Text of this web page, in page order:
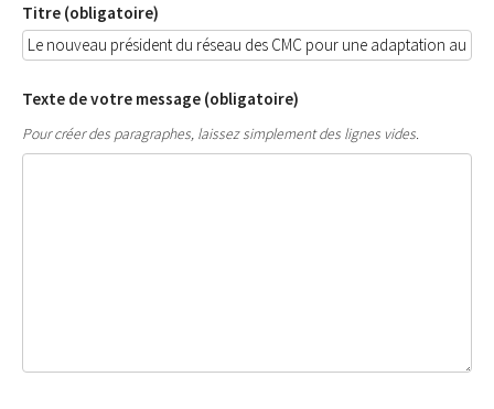
Titre (obligatoire)
Texte de votre message (obligatoire)
Pour créer des paragraphes, laissez simplement des lignes vides.